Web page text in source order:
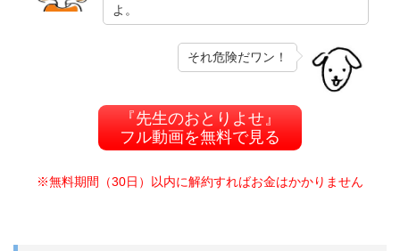
よ。
それ危険だワン！
『先生のおとりよせ』
フル動画を無料で見る
※無料期間（30日）以内に解約すればお金はかかりません